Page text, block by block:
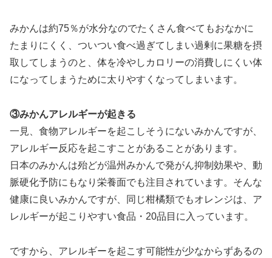
みかんは約75％が水分なのでたくさん食べてもおなかに
たまりにくく、ついつい食べ過ぎてしまい過剰に果糖を摂
取してしまうのと、体を冷やしカロリーの消費しにくい体
になってしまうために太りやすくなってしまいます。
③みかんアレルギーが起きる
一見、食物アレルギーを起こしそうにないみかんですが、
アレルギー反応を起こすことがあることがあります。
日本のみかんは殆どが温州みかんで発がん抑制効果や、動
脈硬化予防にもなり栄養面でも注目されています。そんな
健康に良いみかんですが、同じ柑橘類でもオレンジは、ア
レルギーが起こりやすい食品・20品目に入っています。
ですから、アレルギーを起こす可能性が少なからずあるの